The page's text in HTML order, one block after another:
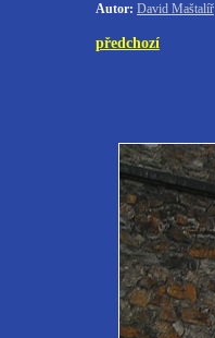
Autor: David Maštalíř
předchozí